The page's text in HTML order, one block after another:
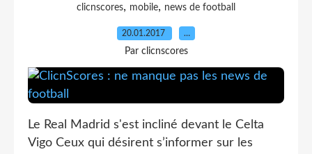
clicnscores, mobile, news de football
20.01.2017 …
Par clicnscores
Le Real Madrid s'est incliné devant le Celta
Vigo Ceux qui désirent s’informer sur les